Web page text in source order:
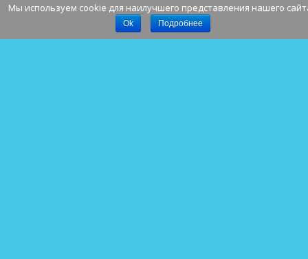
Мы используем cookie для наилучшего представления нашего
Ok Подробнее
Наверх